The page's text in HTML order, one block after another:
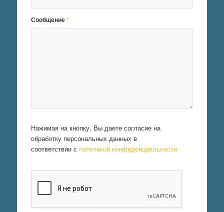
Сообщение*
Нажимая на кнопку, Вы даете согласие на
обработку персональных данных в
соответствии с политикой конфиденциальности